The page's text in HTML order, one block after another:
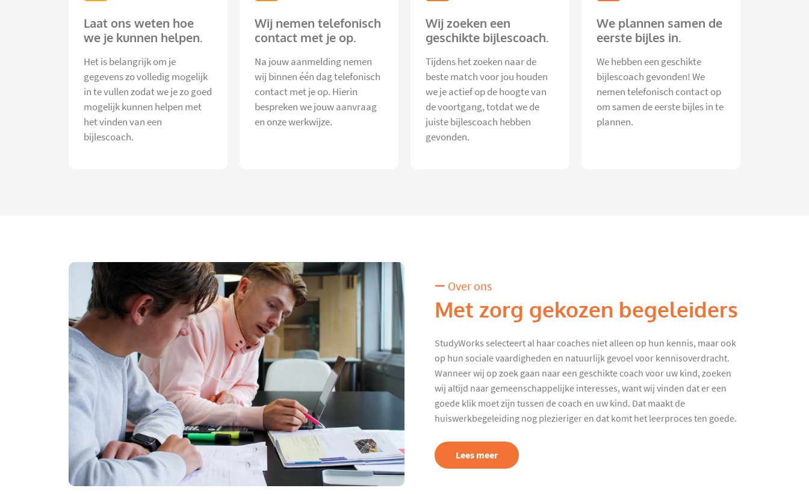
Laat ons weten hoe
we je kunnen helpen.
Het is belangrijk om je
gegevens zo volledig mogelijk
in te vullen zodat we je zo goed
mogelijk kunnen helpen met
het vinden van een
bijlescoach.
Wij nemen telefonisch
contact met je op.
Na jouw aanmelding nemen
wij binnen één dag telefonisch
contact met je op. Hierin
bespreken we jouw aanvraag
en onze werkwijze.
Wij zoeken een
geschikte bijlescoach.
Tijdens het zoeken naar de
beste match voor jou houden
we je actief op de hoogte van
de voortgang, totdat we de
juiste bijlescoach hebben
gevonden.
We plannen samen de
eerste bijles in.
We hebben een geschikte
bijlescoach gevonden! We
nemen telefonisch contact op
om samen de eerste bijles in te
plannen.
Over ons
Met zorg gekozen begeleiders
StudyWorks selecteert al haar coaches niet alleen op hun kennis, maar ook
op hun sociale vaardigheden en natuurlijk gevoel voor kennisoverdracht.
Wanneer wij op zoek gaan naar een geschikte coach voor uw kind, zoeken
wij altijd naar gemeenschappelijke interesses, want wij vinden dat er een
goede klik moet zijn tussen de coach en uw kind. Dat maakt de
huiswerkbegeleiding nog plezieriger en dat komt het leerproces ten goede.
Lees meer